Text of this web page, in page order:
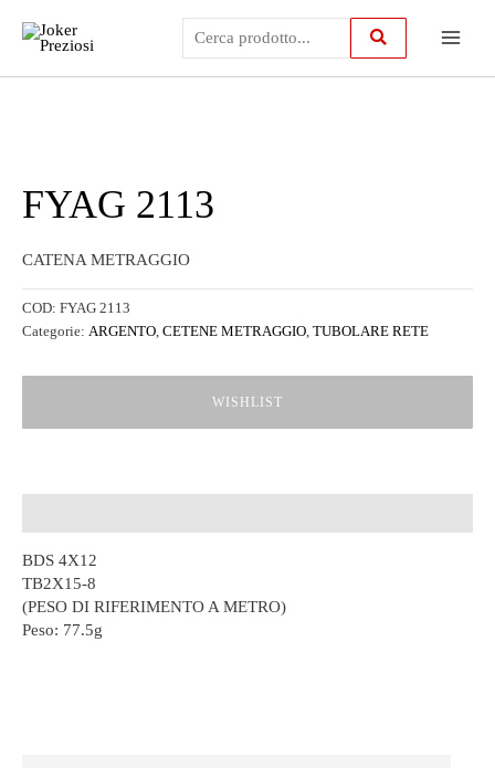
contenuto
FYAG 2113
CATENA METRAGGIO
COD: FYAG 2113
Categorie: ARGENTO, CETENE METRAGGIO, TUBOLARE RETE
WISHLIST
BDS 4X12
TB2X15-8
(PESO DI RIFERIMENTO A METRO)
Peso: 77.5g